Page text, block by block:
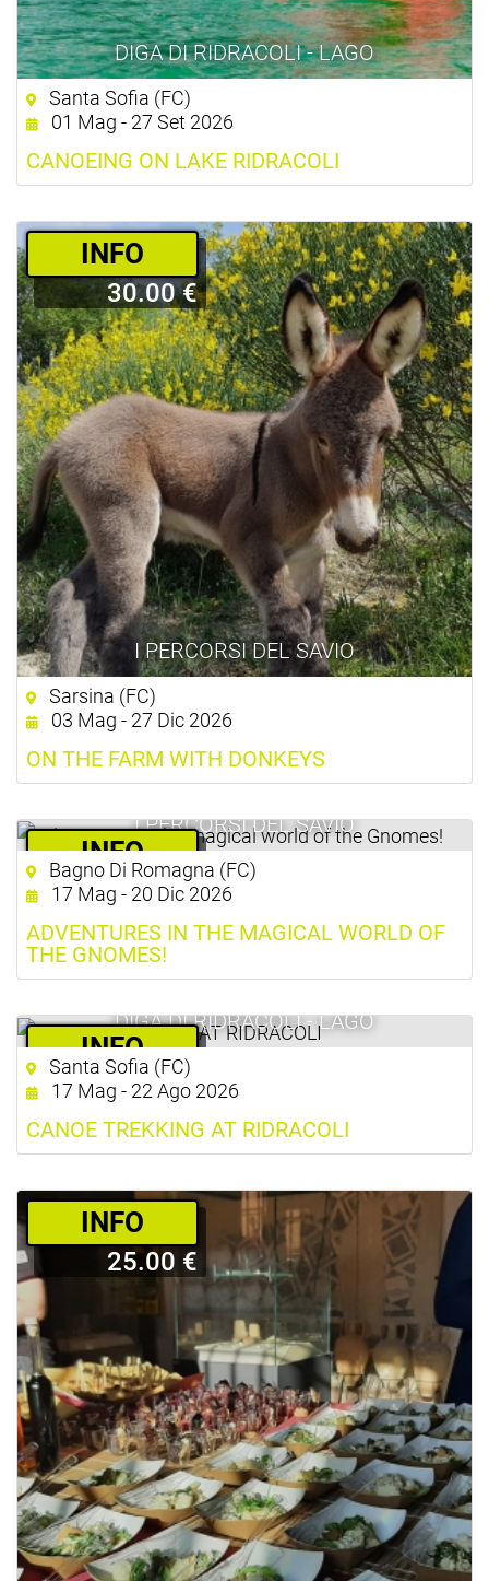
DIGA DI RIDRACOLI - LAGO
Santa Sofia (FC)
01 Mag - 27 Set 2026
CANOEING ON LAKE RIDRACOLI
I PERCORSI DEL SAVIO
­INFO
30.00 €
Sarsina (FC)
03 Mag - 27 Dic 2026
ON THE FARM WITH DONKEYS
I PERCORSI DEL SAVIO
­INFO
10.00 €
Bagno Di Romagna (FC)
17 Mag - 20 Dic 2026
ADVENTURES IN THE MAGICAL WORLD OF
THE GNOMES!
DIGA DI RIDRACOLI - LAGO
­INFO
30.00 €
Santa Sofia (FC)
17 Mag - 22 Ago 2026
CANOE TREKKING AT RIDRACOLI
­INFO
25.00 €